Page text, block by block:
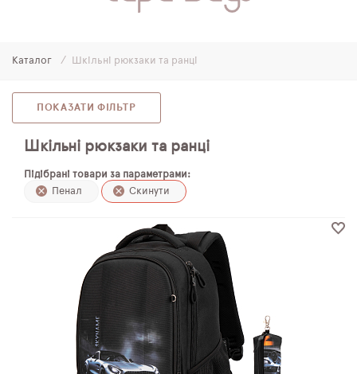
МОЛОДІЖНІ РЮКЗАКИ
ПЕНАЛИ
МІШКИ ДЛЯ ВЗУТТЯ
ПЛЯШКИ ДЛЯ ВОДИ
SCHOOL STANDARD
РОЗПРОДАЖ
Каталог Шкільні рюкзаки та ранці
ПОКАЗАТИ ФІЛЬТР
Шкільні рюкзаки та ранці
Підібрані товари за параметрами:
Пенал
Скинути